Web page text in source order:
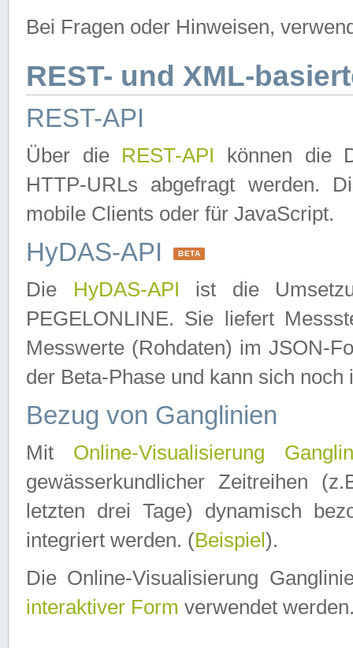
Bei Fragen oder Hinweisen,
REST- und XML-
REST-API
Über die REST-API können die
HTTP-URLs abgefragt werden.
mobile Clients oder für JavaScript.
HyDAS-API BETA
Die HyDAS-API ist die
PEGELONLINE. Sie liefert
Messwerte (Rohdaten) im JSON-
der Beta-Phase und kann sich noch
Bezug von Ganglinien
Mit Online-Visualisierung
gewässerkundlicher Zeitreihen
letzten drei Tage) dynamisch
integriert werden. (Beispiel ).
Die Online-Visualisierung
interaktiver Form verwendet